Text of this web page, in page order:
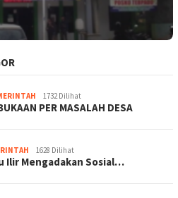
1732 Dilihat
PER MASALAH DESA
1628 Dilihat
Ilir Mengadakan Sosial…